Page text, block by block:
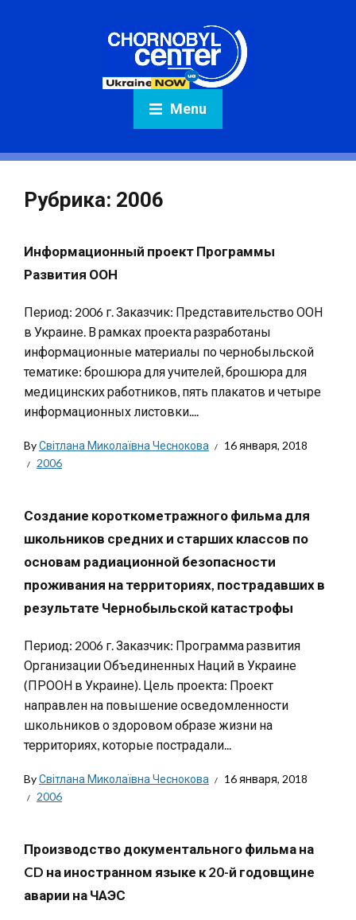
Menu
Рубрика: 2006
Информационный проект Программы
Развития ООН
Период: 2006 г. Заказчик: Представительство ООН
в Украине. В рамках проекта разработаны
информационные материалы по чернобыльской
тематике: брошюра для учителей, брошюра для
медицинских работников, пять плакатов и четыре
информационных листовки....
ByСвітлана Миколаївна Чеснокова
16 января, 2018
2006
Создание короткометражного фильма для
школьников средних и старших классов по
основам радиационной безопасности
проживания на территориях, пострадавших в
результате Чернобыльской катастрофы
Период: 2006 г. Заказчик: Программа развития
Организации Объединенных Наций в Украине
(ПРООН в Украине). Цель проекта: Проект
направлен на повышение осведомленности
школьников о здоровом образе жизни на
территориях, которые пострадали...
ByСвітлана Миколаївна Чеснокова
16 января, 2018
2006
Производство документального фильма на
CD на иностранном языке к 20-й годовщине
аварии на ЧАЭС